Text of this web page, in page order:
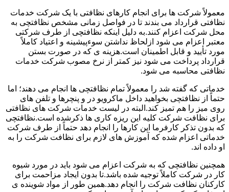
معمولاً شرکت ها برای انجام کارهای نظافتی با یک شرکت خدمات
نظافتی قرارداد می بندند تا در فواصل زمانی مشخص نظافتچی به
محل شرکت اعزام کنند.به دلیل اینکه نظافتچی از طرف شرکتی
معتبر اعزام می شود ازلحاظ نداشتن سوءپیشینه و اعتیاد کاملاً
مورد تأیید و قابل اطمینان است.هزینه ی که در صورت بستن
قرارداد پرداخت می شود نیز کمتر از نرخ مصوب شرکت خدمات
نظافتی محاسبه می شود.
خدماتی که گفته شد را معمولاً تمام نظافتچی ها انجام می دهند؛ اما
حتماً از نظافتچی بخواهید داخل ماکرویو در و پنچرها و تلفن های
روی میز را هم تمیز کند.البته در لیست خدمات شرکت های نظافتی
برای نظافت شرکت کلیه این ریزه کاری ها ذکرشده است.نظافتچی
که بدون تذکر کارفرما این کارها را انجام دهد حتماً از طرف شرکت
خدماتی اعزام شده که آموزش های لازم برای نظافت شرکت را به
او داده اند.
همچنین نظافتچی که به شرکت اعزام می شود باید در مورد شیوه
کار در شرکت کاملاً توجیه شده باشد.تا بدون ایجاد مزاحمت برای
کارکنان نظافت شرکت را انجام دهد.همین طور از مواد شوینده ی